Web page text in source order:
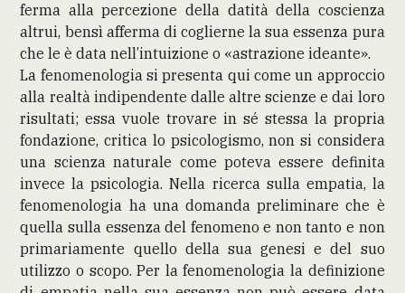
ferma alla percezione della datità della coscienza
altrui, bensì afferma di coglierne la sua essenza pura
che le è data nell’intuizione o «astrazione ideante».
La fenomenologia si presenta qui come un approccio
alla realtà indipendente dalle altre scienze e dai loro
risultati; essa vuole trovare in sé stessa la propria
fondazione, critica lo psicologismo, non si considera
una scienza naturale come poteva essere definita
invece la psicologia. Nella ricerca sulla empatia, la
fenomenologia ha una domanda preliminare che è
quella sulla essenza del fenomeno e non tanto e non
primariamente quello della sua genesi e del suo
utilizzo o scopo. Per la fenomenologia la definizione